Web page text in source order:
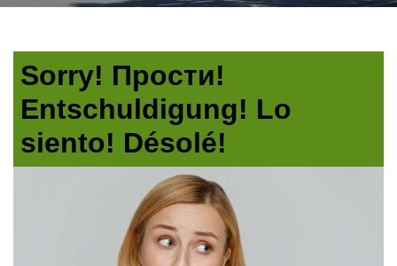
Sorry! Прости!
Entschuldigung! Lo
siento! Désolé!